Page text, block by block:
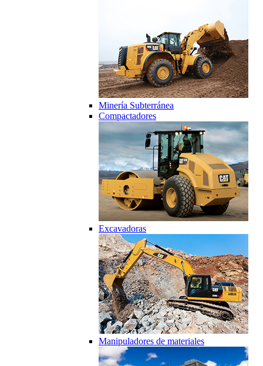
Minería Subterránea
Compactadores
Excavadoras
Manipuladores de materiales